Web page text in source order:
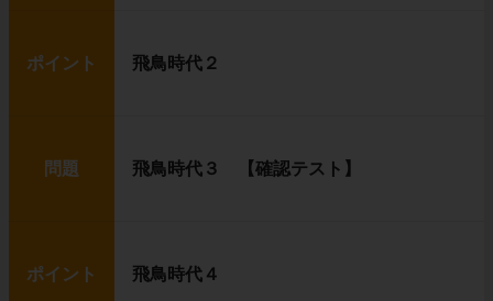
ポイント 飛鳥時代２
問題 飛鳥時代３ 【確認テスト】
ポイント 飛鳥時代４